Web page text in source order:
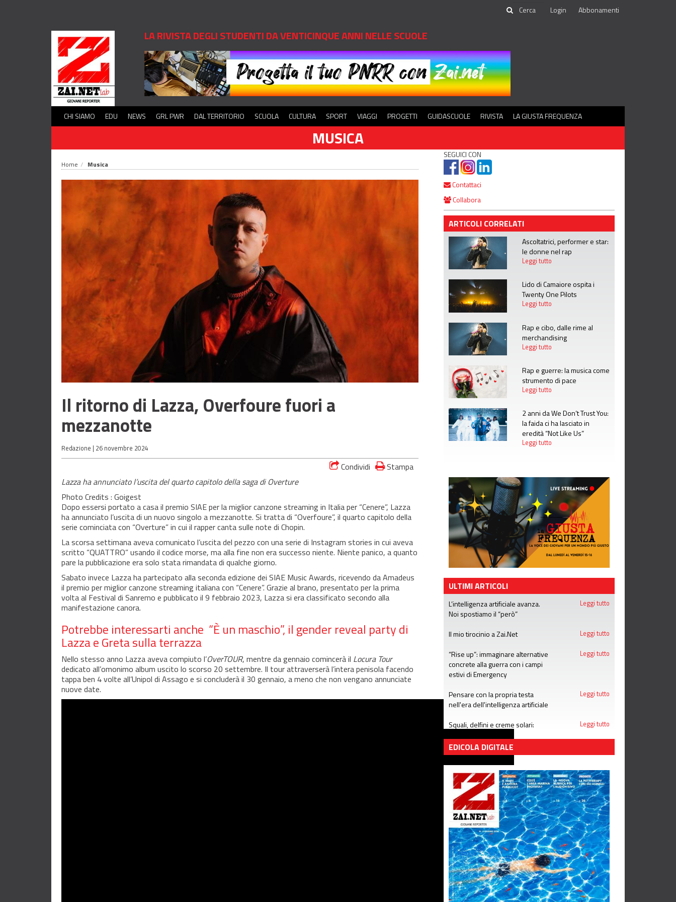
Login Abbonamenti
LA RIVISTA DEGLI STUDENTI DA VENTICINQUE ANNI NELLE SCUOLE
CHI SIAMO EDU NEWS GRL PWR DAL TERRITORIO SCUOLA CULTURA SPORT VIAGGI PROGETTI GUIDASCUOLE RIVISTA LA GIUSTA FREQUENZA
MUSICA
Home Musica
Il ritorno di Lazza, Overfoure fuori a
mezzanotte
Redazione | 26 novembre 2024
Condividi
Stampa
Lazza ha annunciato l’uscita del quarto capitolo della saga di Overture
Photo Credits : Goigest
Dopo essersi portato a casa il premio SIAE per la miglior canzone streaming in Italia per “Cenere”, Lazza
ha annunciato l’uscita di un nuovo singolo a mezzanotte. Si tratta di “Overfoure”, il quarto capitolo della
serie cominciata con “Overture” in cui il rapper canta sulle note di Chopin.
La scorsa settimana aveva comunicato l’uscita del pezzo con una serie di Instagram stories in cui aveva
scritto “QUATTRO” usando il codice morse, ma alla fine non era successo niente. Niente panico, a quanto
pare la pubblicazione era solo stata rimandata di qualche giorno.
Sabato invece Lazza ha partecipato alla seconda edizione dei SIAE Music Awards, ricevendo da Amadeus
il premio per miglior canzone streaming italiana con “Cenere”. Grazie al brano, presentato per la prima
volta al Festival di Sanremo e pubblicato il 9 febbraio 2023, Lazza si era classificato secondo alla
manifestazione canora.
Potrebbe interessarti anche “È un maschio”, il gender reveal party di
Lazza e Greta sulla terrazza
Nello stesso anno Lazza aveva compiuto l’OverTOUR, mentre da gennaio comincerà il Locura Tour
dedicato all’omonimo album uscito lo scorso 20 settembre. Il tour attraverserà l’intera penisola facendo
tappa ben 4 volte all’Unipol di Assago e si concluderà il 30 gennaio, a meno che non vengano annunciate
nuove date.
SEGUICI CON
Contattaci
Collabora
ARTICOLI CORRELATI
Ascoltatrici, performer e star:
le donne nel rap
Leggi tutto
Lido di Camaiore ospita i
Twenty One Pilots
Leggi tutto
Rap e cibo, dalle rime al
merchandising
Leggi tutto
Rap e guerre: la musica come
strumento di pace
Leggi tutto
2 anni da We Don’t Trust You:
la faida ci ha lasciato in
eredità “Not Like Us”
Leggi tutto
ULTIMI ARTICOLI
L’intelligenza artificiale avanza.
Noi spostiamo il “però”
Leggi tutto
Il mio tirocinio a Zai.Net Leggi tutto
“Rise up”: immaginare alternative
concrete alla guerra con i campi
estivi di Emergency
Leggi tutto
Pensare con la propria testa
nell'era dell'intelligenza artificiale
Leggi tutto
Squali, delfini e creme solari:
Leggi tutto
EDICOLA DIGITALE